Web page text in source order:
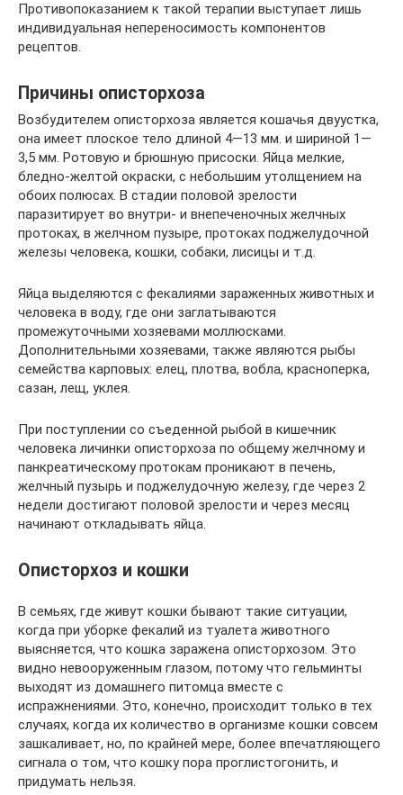
Противопоказанием к такой терапии выступает лишь
индивидуальная непереносимость компонентов
рецептов.
Причины описторхоза
Возбудителем описторхоза является кошачья двуустка,
она имеет плоское тело длиной 4—13 мм. и шириной 1—
3,5 мм. Ротовую и брюшную присоски. Яйца мелкие,
бледно-желтой окраски, с небольшим утолщением на
обоих полюсах. В стадии половой зрелости
паразитирует во внутри- и внепеченочных желчных
протоках, в желчном пузыре, протоках поджелудочной
железы человека, кошки, собаки, лисицы и т.д.
Яйца выделяются с фекалиями зараженных животных и
человека в воду, где они заглатываются
промежуточными хозяевами моллюсками.
Дополнительными хозяевами, также являются рыбы
семейства карповых: елец, плотва, вобла, красноперка,
сазан, лещ, уклея.
При поступлении со съеденной рыбой в кишечник
человека личинки описторхоза по общему желчному и
панкреатическому протокам проникают в печень,
желчный пузырь и поджелудочную железу, где через 2
недели достигают половой зрелости и через месяц
начинают откладывать яйца.
Описторхоз и кошки
В семьях, где живут кошки бывают такие ситуации,
когда при уборке фекалий из туалета животного
выясняется, что кошка заражена описторхозом. Это
видно невооруженным глазом, потому что гельминты
выходят из домашнего питомца вместе с
испражнениями. Это, конечно, происходит только в тех
случаях, когда их количество в организме кошки совсем
зашкаливает, но, по крайней мере, более впечатляющего
сигнала о том, что кошку пора проглистогонить, и
придумать нельзя.